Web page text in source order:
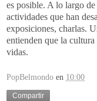
es posible. A lo largo de
actividades que han
exposiciones, charlas.
entienden que la cultura
vidas.
PopBelmondo en 10:00
Compartir